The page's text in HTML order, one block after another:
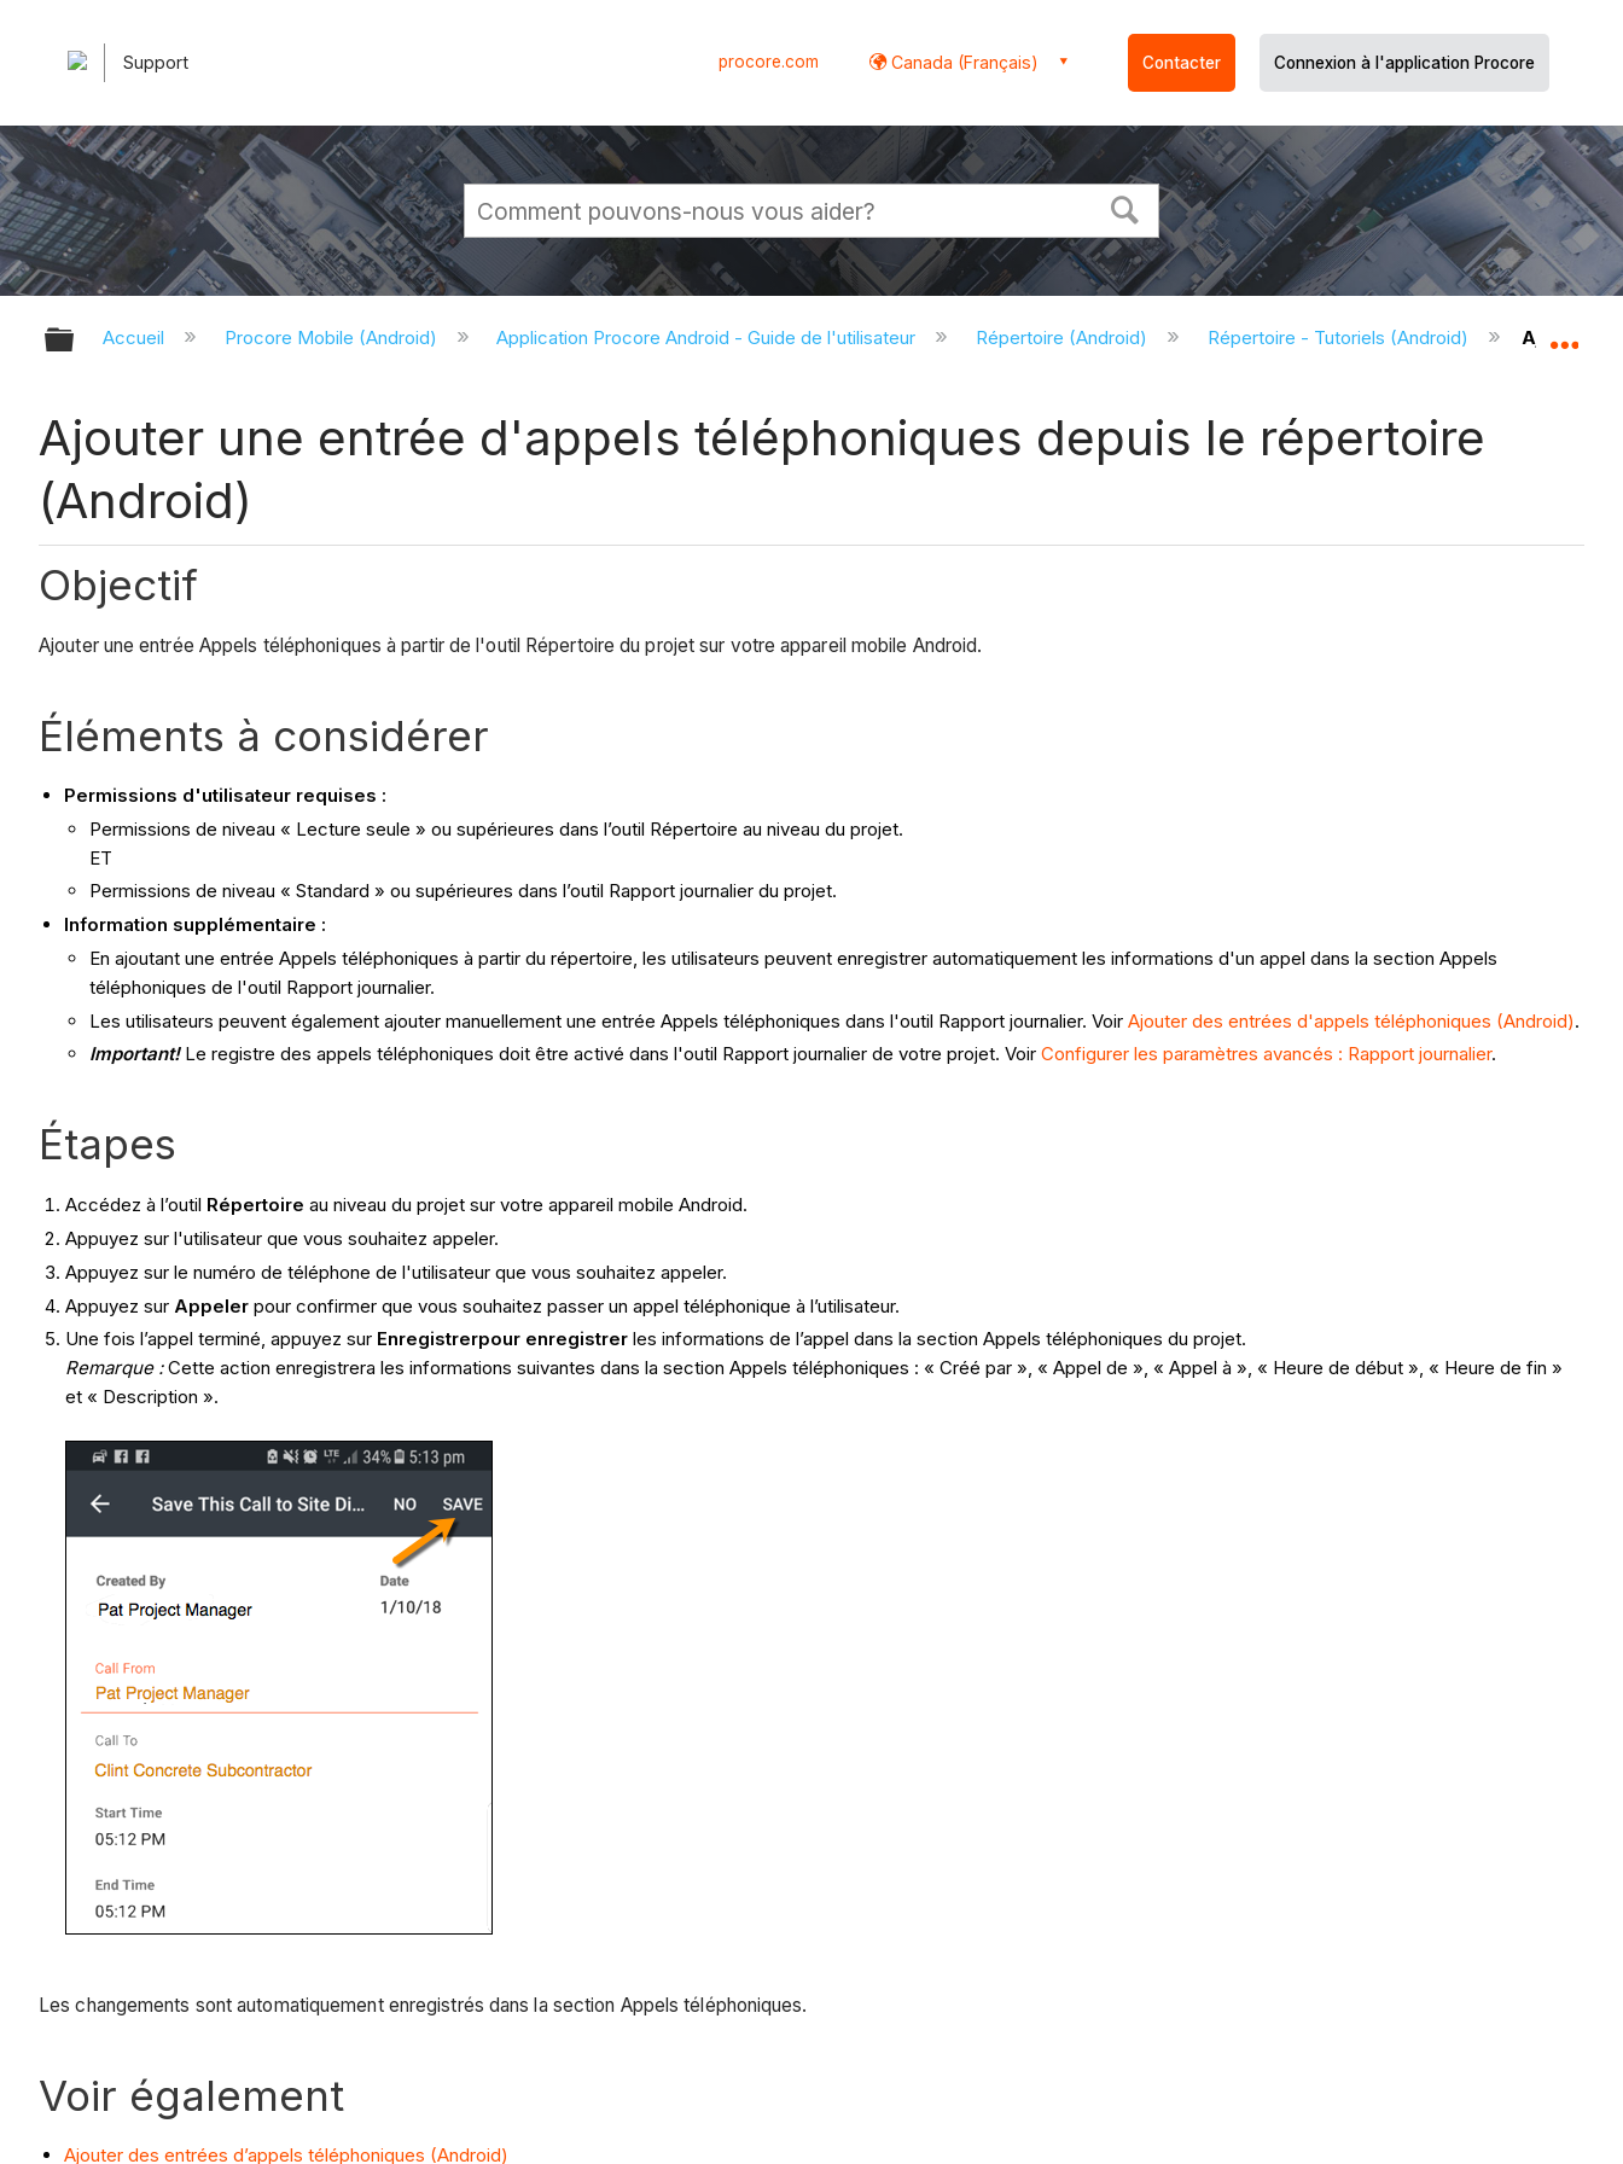
Support procore.com Canada (Français) Contacter Connexion à l'application Procore
Développer/réduire la hiérarchie globale
Accueil Procore Mobile (Android) Application Procore Android - Guide de l'utilisateur Répertoire (Android) Répertoire - Tutoriels (Android) Ajouter
Ajouter une entrée d'appels téléphoniques depuis le répertoire
(Android)
Objectif
Ajouter une entrée Appels téléphoniques à partir de l'outil Répertoire du projet sur votre appareil mobile Android.
Éléments à considérer
Permissions d'utilisateur requises :
Permissions de niveau « Lecture seule » ou supérieures dans l’outil Répertoire au niveau du projet.
ET
Permissions de niveau « Standard » ou supérieures dans l’outil Rapport journalier du projet.
Information supplémentaire :
En ajoutant une entrée Appels téléphoniques à partir du répertoire, les utilisateurs peuvent enregistrer automatiquement les informations d'un appel dans la section Appels
téléphoniques de l'outil Rapport journalier.
Les utilisateurs peuvent également ajouter manuellement une entrée Appels téléphoniques dans l'outil Rapport journalier. Voir Ajouter des entrées d'appels téléphoniques (Android).
Important!Le registre des appels téléphoniques doit être activé dans l'outil Rapport journalier de votre projet. Voir Configurer les paramètres avancés : Rapport journalier.
Étapes
Accédez à l’outil Répertoire au niveau du projet sur votre appareil mobile Android.
Appuyez sur l'utilisateur que vous souhaitez appeler.
Appuyez sur le numéro de téléphone de l'utilisateur que vous souhaitez appeler.
Appuyez sur Appeler pour confirmer que vous souhaitez passer un appel téléphonique à l’utilisateur.
Une fois l’appel terminé, appuyez sur Enregistrerpour enregistrerles informations de l’appel dans la section Appels téléphoniques du projet.
Remarque :Cette action enregistrera les informations suivantes dans la section Appels téléphoniques : « Créé par », « Appel de », « Appel à », « Heure de début », « Heure de fin »
et « Description ».
Les changements sont automatiquement enregistrés dans la section Appels téléphoniques.
Voir également
Ajouter des entrées d’appels téléphoniques (Android)